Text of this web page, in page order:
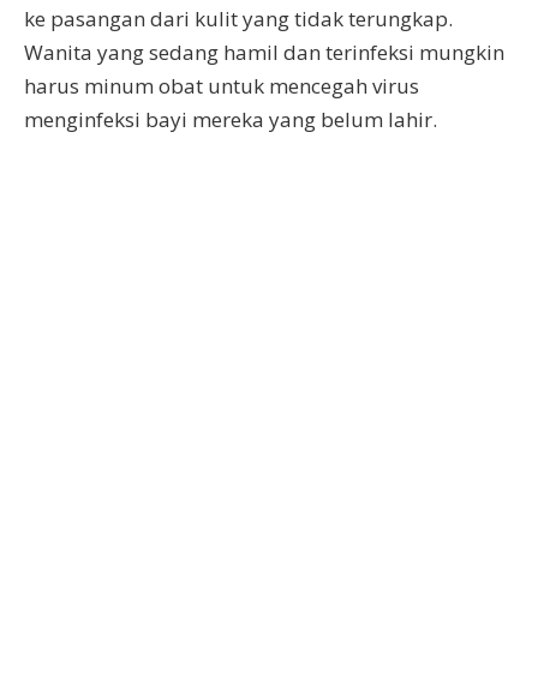
ke pasangan dari kulit yang tidak terungkap.
Wanita yang sedang hamil dan terinfeksi mungkin
harus minum obat untuk mencegah virus
menginfeksi bayi mereka yang belum lahir.